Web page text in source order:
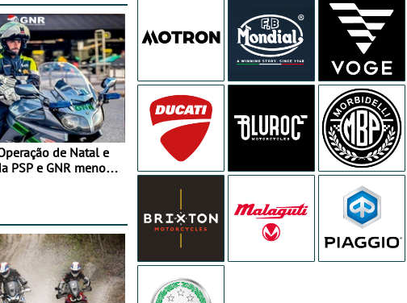
de Natal e
PSP e GNR menos